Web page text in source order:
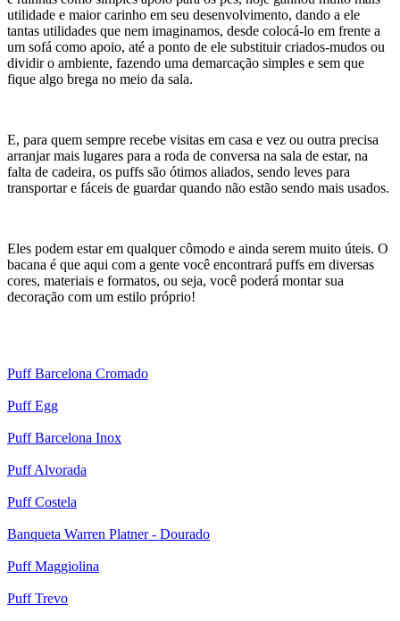
utilidade e maior carinho em seu desenvolvimento, dando a ele
tantas utilidades que nem imaginamos, desde colocá-lo em frente a
um sofá como apoio, até a ponto de ele substituir criados-mudos ou
dividir o ambiente, fazendo uma demarcação simples e sem que
fique algo brega no meio da sala.
E, para quem sempre recebe visitas em casa e vez ou outra precisa
arranjar mais lugares para a roda de conversa na sala de estar, na
falta de cadeira, os puffs são ótimos aliados, sendo leves para
transportar e fáceis de guardar quando não estão sendo mais usados.
Eles podem estar em qualquer cômodo e ainda serem muito úteis. O
bacana é que aqui com a gente você encontrará puffs em diversas
cores, materiais e formatos, ou seja, você poderá montar sua
decoração com um estilo próprio!
Puff Barcelona Cromado
Puff Egg
Puff Barcelona Inox
Puff Alvorada
Puff Costela
Banqueta Warren Platner - Dourado
Puff Maggiolina
Puff Trevo